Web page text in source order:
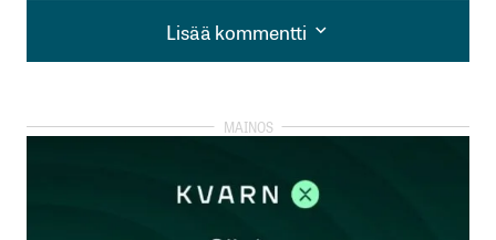
Lisää kommentti
Lisää kommentti
kirjautua
rekisteröityä